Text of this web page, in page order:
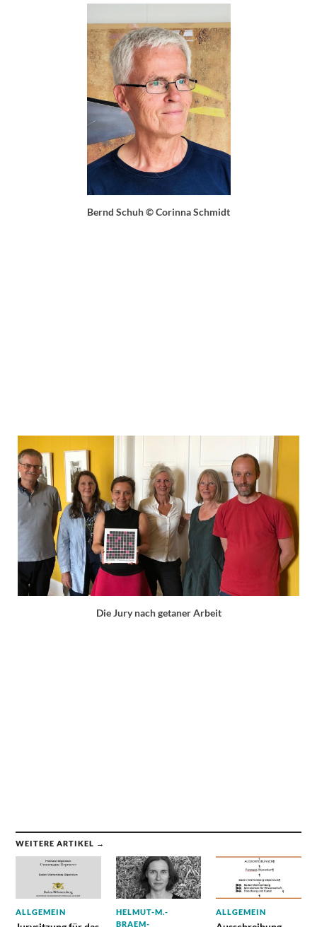
Bernd Schuh © Corinna Schmidt
Die Jury nach getaner Arbeit
WEITERE ARTIKEL →
ALLGEMEIN
HELMUT-M.-
BRAEM-
ALLGEMEIN